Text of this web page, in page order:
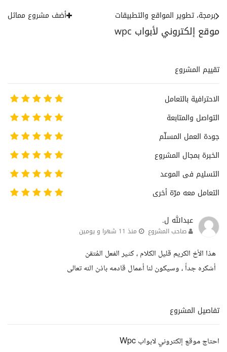
موقع إلكتروني لأبواب wpc
برمجة، تطوير المواقع والتطبيقات أضف مشروع مماثل
تقييم المشروع
الاحترافية بالتعامل
التواصل والمتابعة
جودة العمل المسلّم
الخبرة بمجال المشروع
التسليم فى الموعد
التعامل معه مرّة أخرى
عبدالله ل.
صاحب المشروع منذ 11 شهرا و يومين
هذا الأخ الكريم قليل الكلام ، كثير الفعل المُتقن
أشكره جداً ، وسيكون لنا أعمال قادمه باذن الله تعالى
تفاصيل المشروع
احتاج موقع إلكتروني لابواب Wpc